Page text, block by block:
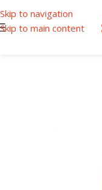
Skip to navigation
Skip to main content